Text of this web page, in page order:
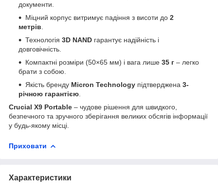
документи.
Міцний корпус витримує падіння з висоти до 2
метрів
Технологія 3D NAND гарантує надійність і
довговічність.
Компактні розміри (50×65 мм) і вага лише 35 г – легко
брати з собою.
Якість бренду Micron Technology підтверджена 3-
річною гарантією
Crucial X9 Portable – чудове рішення для швидкого,
безпечного та зручного зберігання великих обсягів інформації
у будь-якому місці.
Приховати
Характеристики